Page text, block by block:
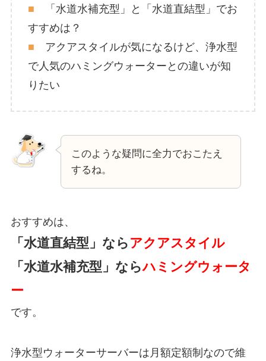
■ 「水道水補充型」と「水道直結型」でお
すすめは？
■ アクアスタイルが気になるけど、浄水型
で人気のハミングウォーターとの違いが知
りたい
このような疑問に全力でおこたえ
するね。
おすすめは、
「水道直結型」なら アクアスタイル
「水道水補充型」ならハミングウォータ
ー
です。
浄水型ウォーターサーバーは月額定額制なので維